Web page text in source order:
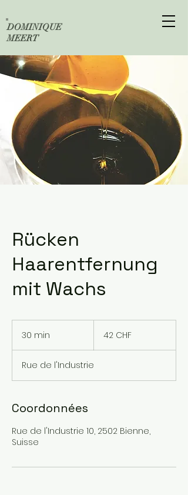
DOMINIQUE
MEERT
Rücken
Haarentfernung
mit Wachs
30 min
i
n
suisses
42 CHF
Rue de l'Industrie
Coordonnées
Rue de l'Industrie 10, 2502 Bienne,
Suisse